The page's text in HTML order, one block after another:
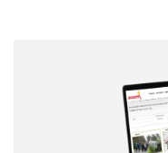
Correo